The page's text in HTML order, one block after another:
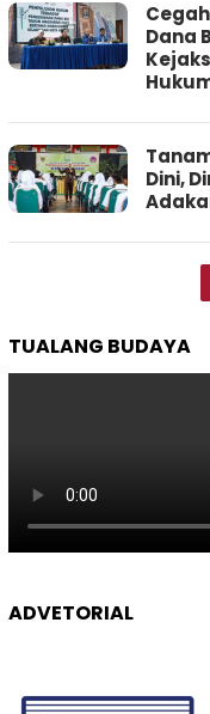
Dana
Dini,
TUALANG BUDAYA
ADVETORIAL